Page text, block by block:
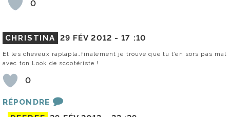
0
CHRISTINA 29 FÉV 2012 -17 :10
Et les cheveux raplapla…finalement je trouve que tu t’en sors pas mal
avec ton Look de scootériste !
0
RÉPONDRE